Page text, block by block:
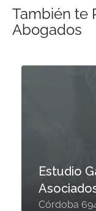
También te
Abogados
Estudio
Córdoba